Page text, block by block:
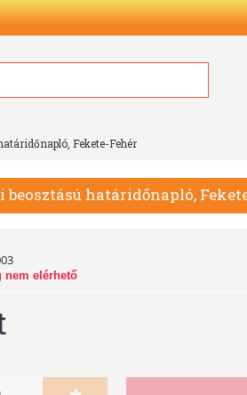
Fekete-Fehér
beosztású határidőnapló,
nem elérhető